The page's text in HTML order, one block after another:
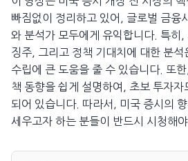
빠짐없이 정리하고 있어, 글로벌 금융
와 분석가 모두에게 유익합니다. 특히
징주, 그리고 정책 기대치에 대한 분
수립에 큰 도움을 줄 수 있습니다. 또
책 동향을 쉽게 설명하여, 초보 투자자
되어 있습니다. 따라서, 미국 증시의
세우고자 하는 분들이 반드시 시청해